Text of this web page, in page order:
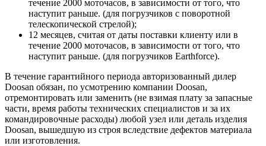
течение 2000 моточасов, в зависимости от того, что
наступит раньше. (для погрузчиков с поворотной
телескопической стрелой);
12 месяцев, считая от даты поставки клиенту или в
течение 2000 моточасов, в зависимости от того, что
наступит раньше. (для погрузчиков Earthforce).
В течение гарантийного периода авторизованный дилер
Doosan обязан, по усмотрению компании Doosan,
отремонтировать или заменить (не взимая плату за запасные
части, время работы технических специалистов и за их
командировочные расходы) любой узел или деталь изделия
Doosan, вышедшую из строя вследствие дефектов материала
или изготовления.